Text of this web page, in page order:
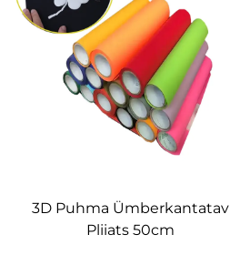
3D Puhma Ümberkantatav
Pliiats 50cm